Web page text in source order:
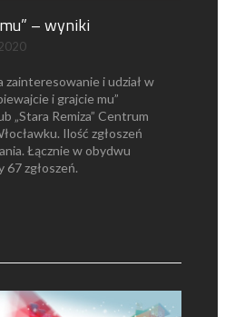
– wyniki
zainteresowanie i udział w
i grajcie mu”
„Stara Remiza” Centrum
Ilość zgłoszeń
Łącznie w obydwu
67 zgłoszeń.